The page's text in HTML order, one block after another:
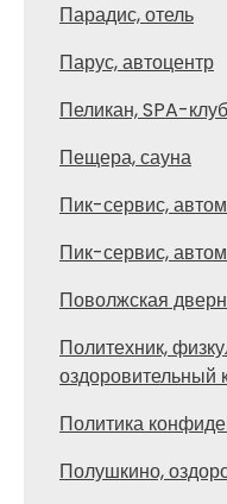
Парадис, отель
Парус, автоцентр
Пеликан, SPA-клуб
Пещера, сауна
Пик-сервис,
Пик-сервис,
Поволжская
Политехник,
оздоровительный
Политика
Полушкино,